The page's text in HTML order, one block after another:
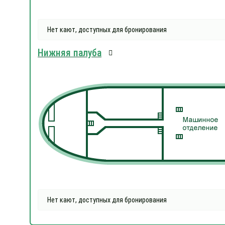
Нет кают, доступных для бронирования
Нижняя палуба
Нет кают, доступных для бронирования